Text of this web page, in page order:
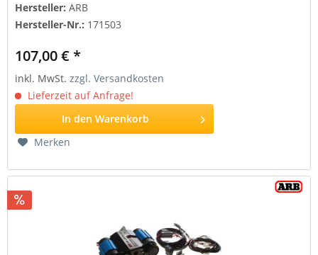
Hersteller:ARB
Hersteller-Nr.: 171503
107,00 € *
inkl. MwSt.zzgl. Versandkosten
Lieferzeit auf Anfrage!
In den Warenkorb
Merken